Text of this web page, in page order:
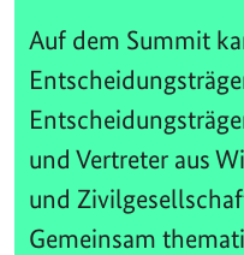
Auf dem Summit
und Vertreter aus
und
Gemeinsam